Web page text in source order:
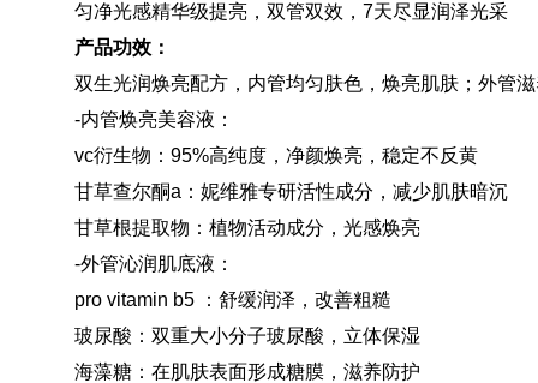
匀净光感精华级提亮，双管双效，7天尽显润泽光采
产品功效：
双生光润焕亮配方，内管均匀肤色，焕亮肌肤；外管
-内管焕亮美容液：
vc衍生物：95%高纯度，净颜焕亮，稳定不反黄
甘草查尔酮a：妮维雅专研活性成分，减少肌肤暗沉
甘草根提取物：植物活动成分，光感焕亮
-外管沁润肌底液：
pro vitamin b5 ：舒缓润泽，改善粗糙
玻尿酸：双重大小分子玻尿酸，立体保湿
海藻糖：在肌肤表面形成糖膜，滋养防护